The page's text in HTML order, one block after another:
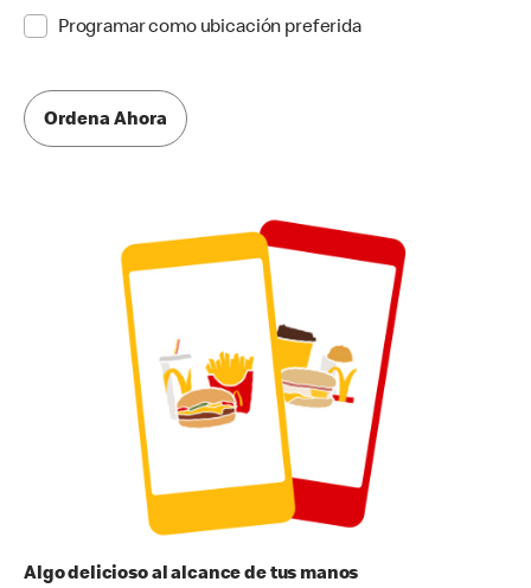
Programar como ubicación preferida
Ordena Ahora
Algo delicioso al alcance de tus manos